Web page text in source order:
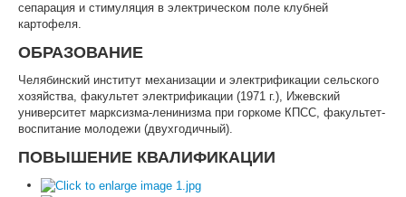
НАУКА И МЕЖДУНАРОДНАЯ ДЕЯТЕЛЬНОСТЬ
СТИПЕНДИАЛЬНЫЕ ПРОГРАММЫ
ПРОТИВОДЕЙСТВИЕ ТЕРРОРИЗМУ
ПРОТИВОДЕЙСТВИЕ КОРРУПЦИИ
ФАКУЛЬТЕТЫ
ОБЩЕЖИТИЕ
сепарация и стимуляция в электрическом поле клубней
картофеля.
ОБРАЗОВАНИЕ
Челябинский институт механизации и электрификации сельского
хозяйства, факультет электрификации (1971 г.), Ижевский
университет марксизма-ленинизма при горкоме КПСС, факультет-
воспитание молодежи (двухгодичный).
ПОВЫШЕНИЕ КВАЛИФИКАЦИИ